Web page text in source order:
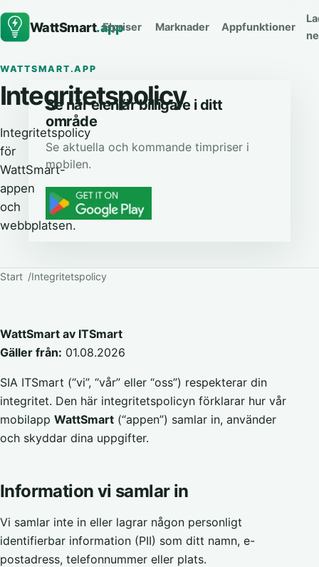
WattSmart.app
Elpriser Marknader Appfunktioner
WATTSMART.APP
Integritetspolicy
Integritetspolicy
för
WattSmart-
appen
och
webbplatsen.
Se när elen är billigare i ditt
område
Se aktuella och kommande timpriser i
mobilen.
Start Integritetspolicy
WattSmart av ITSmart
Gäller från: 01.08.2026
SIA ITSmart (“vi”, “vår” eller “oss”) respekterar din
integritet. Den här integritetspolicyn förklarar hur vår
mobilapp WattSmart (“appen”) samlar in, använder
och skyddar dina uppgifter.
Information vi samlar in
Vi samlar inte in eller lagrar någon personligt
identifierbar information (PII) som ditt namn, e-
postadress, telefonnummer eller plats.